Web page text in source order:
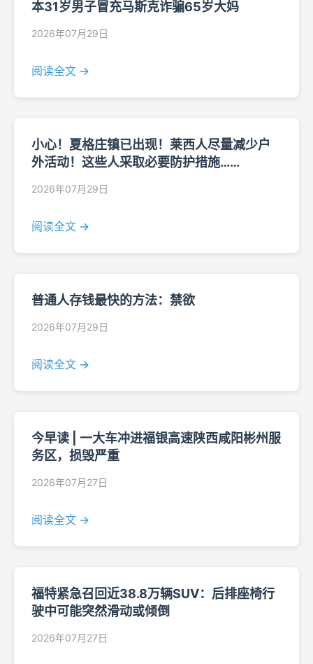
本31岁男子冒充马斯克诈骗65岁大妈
2026年07月29日
阅读全文 →
小心！夏格庄镇已出现！莱西人尽量减少户
外活动！这些人采取必要防护措施……
2026年07月29日
阅读全文 →
普通人存钱最快的方法：禁欲
2026年07月29日
阅读全文 →
今早读 | 一大车冲进福银高速陕西咸阳彬州服
务区，损毁严重
2026年07月27日
阅读全文 →
福特紧急召回近38.8万辆SUV：后排座椅行
驶中可能突然滑动或倾倒
2026年07月27日